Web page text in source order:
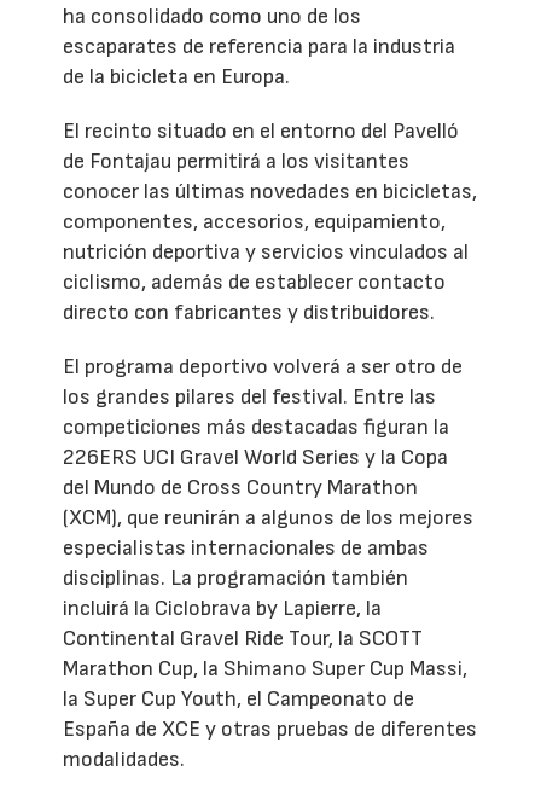
ha consolidado como uno de los
escaparates de referencia para la industria
de la bicicleta en Europa.
El recinto situado en el entorno del Pavelló
de Fontajau permitirá a los visitantes
conocer las últimas novedades en bicicletas,
componentes, accesorios, equipamiento,
nutrición deportiva y servicios vinculados al
ciclismo, además de establecer contacto
directo con fabricantes y distribuidores.
El programa deportivo volverá a ser otro de
los grandes pilares del festival. Entre las
competiciones más destacadas figuran la
226ERS UCI Gravel World Series y la Copa
del Mundo de Cross Country Marathon
(XCM), que reunirán a algunos de los mejores
especialistas internacionales de ambas
disciplinas. La programación también
incluirá la Ciclobrava by Lapierre, la
Continental Gravel Ride Tour, la SCOTT
Marathon Cup, la Shimano Super Cup Massi,
la Super Cup Youth, el Campeonato de
España de XCE y otras pruebas de diferentes
modalidades.